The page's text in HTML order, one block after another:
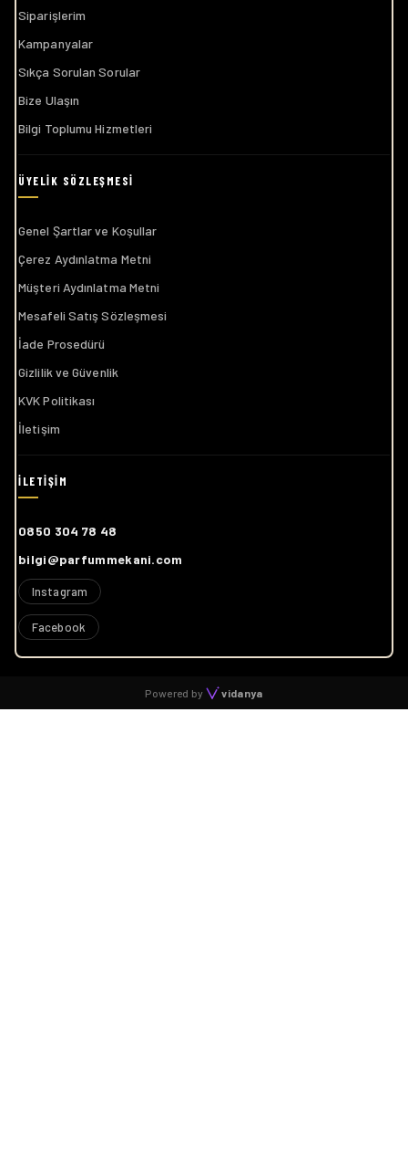
Siparişlerim
Kampanyalar
Sıkça Sorulan Sorular
Bize Ulaşın
Bilgi Toplumu Hizmetleri
Genel Şartlar ve Koşullar
Çerez Aydınlatma Metni
Müşteri Aydınlatma Metni
Mesafeli Satış Sözleşmesi
İade Prosedürü
Gizlilik ve Güvenlik
KVK Politikası
İletişim
0850 304 78 48
bilgi@parfummekani.com
Instagram
Facebook
Powered by vidanya